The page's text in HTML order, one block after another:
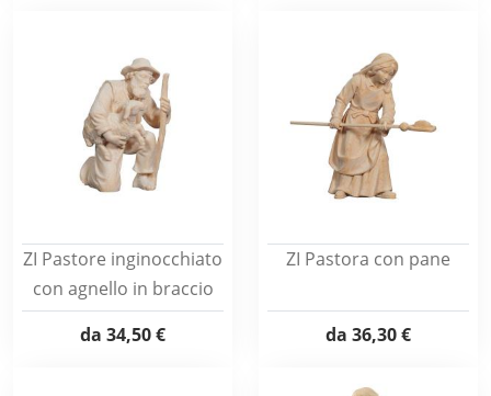
ZI Pastore inginocchiato
con agnello in braccio
da 34,50 €
ZI Pastora con pane
da 36,30 €